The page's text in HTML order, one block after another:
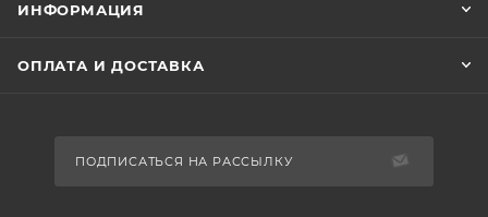
ИНФОРМАЦИЯ
ОПЛАТА И ДОСТАВКА
ПОДПИСАТЬСЯ НА РАССЫЛКУ